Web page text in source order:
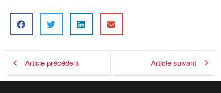
Article précédent Article suivant